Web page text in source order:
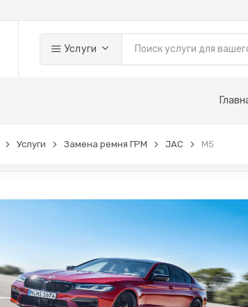
Услуги
Услуги Замена ремня ГРМ JAC M5